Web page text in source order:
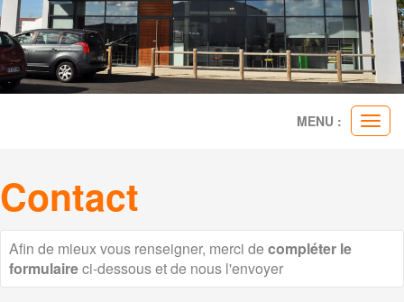
le
MENU :
Contact
Afin de mieux vous renseigner, merci de compléter le
formulaireci-dessous et de nous l'envoyer